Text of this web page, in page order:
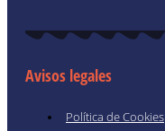
Avisos legales
Política de Cookies